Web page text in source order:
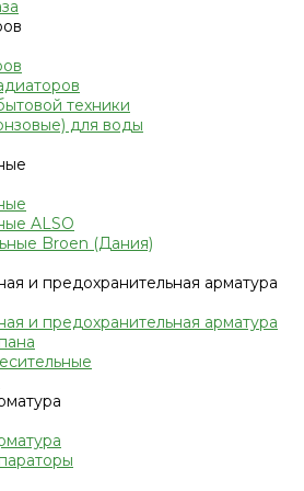
техники
для воды
ALSO
Broen (Дания)
и предохранительная арматура
и предохранительная арматура